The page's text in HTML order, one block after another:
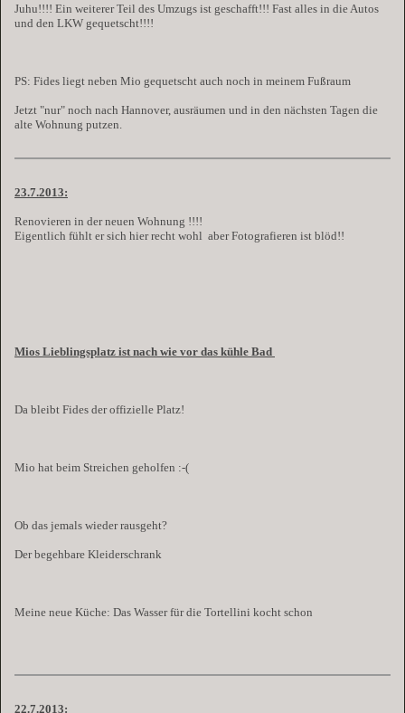
Juhu!!!! Ein weiterer Teil des Umzugs ist geschafft!!! Fast alles in die Autos
und den LKW gequetscht!!!!
PS: Fides liegt neben Mio gequetscht auch noch in meinem Fußraum
Jetzt "nur" noch nach Hannover, ausräumen und in den nächsten Tagen die
alte Wohnung putzen.
23.7.2013:
Renovieren in der neuen Wohnung !!!!
Eigentlich fühlt er sich hier recht wohl aber Fotografieren ist blöd!!
Mios Lieblingsplatz ist nach wie vor das kühle Bad
Da bleibt Fides der offizielle Platz!
Mio hat beim Streichen geholfen :-(
Ob das jemals wieder rausgeht?
Der begehbare Kleiderschrank
Meine neue Küche: Das Wasser für die Tortellini kocht schon
22.7.2013: